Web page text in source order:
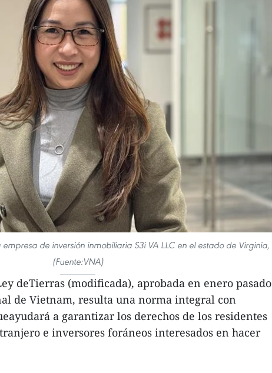
de inversión inmobiliaria S3i VA LLC en el estado de Virginia,
(Fuente:VNA)
deTierras (modificada), aprobada en enero pasado
de Vietnam, resulta una norma integral con
a garantizar los derechos de los residentes
e inversores foráneos interesados en hacer